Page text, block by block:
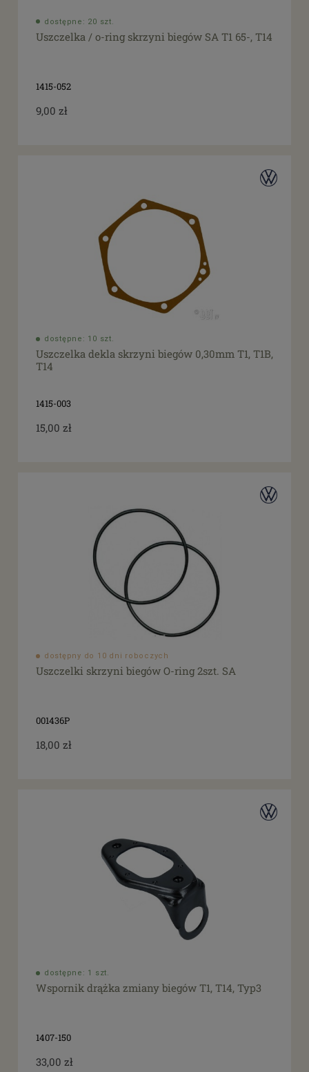
dostępne: 20 szt.
Uszczelka / o-ring skrzyni biegów SA T1 65-, T14
1415-052
9,00 zł
dostępne: 10 szt.
Uszczelka dekla skrzyni biegów 0,30mm T1, T1B,
T14
1415-003
15,00 zł
dostępny do 10 dni roboczych
Uszczelki skrzyni biegów O-ring 2szt. SA
001436P
18,00 zł
dostępne: 1 szt.
Wspornik drążka zmiany biegów T1, T14, Typ3
1407-150
33,00 zł